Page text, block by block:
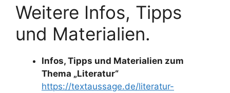
Weitere Infos, Tipps
und Materialien.
Infos, Tipps und Materialien zum
Thema „Literatur“
https://textaussage.de/literatur-